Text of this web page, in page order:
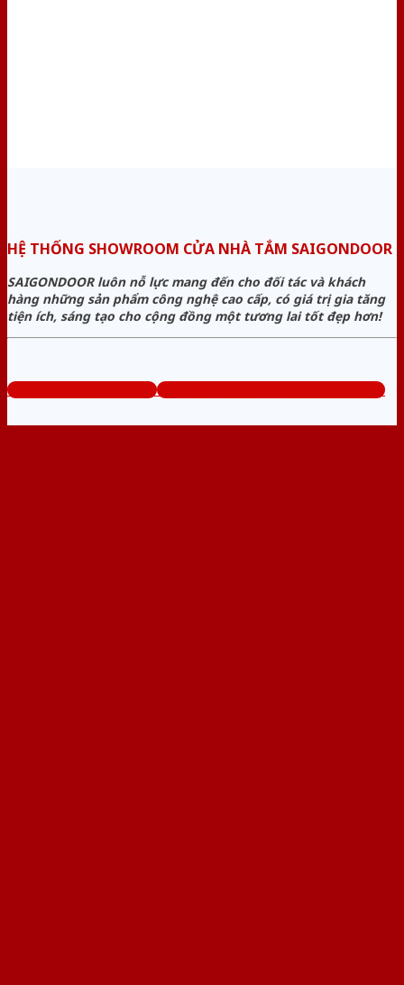
HỆ THỐNG SHOWROOM CỬA NHÀ TẮM SAIGONDOOR
SAIGONDOOR luôn nỗ lực mang đến cho đối tác và khách
hàng những sản phẩm công nghệ cao cấp, có giá trị gia tăng
tiện ích, sáng tạo cho cộng đồng một tương lai tốt đẹp hơn!
www.cuanhuavango.com Tổng đài tư vấn miễn phí: 0824.400.400